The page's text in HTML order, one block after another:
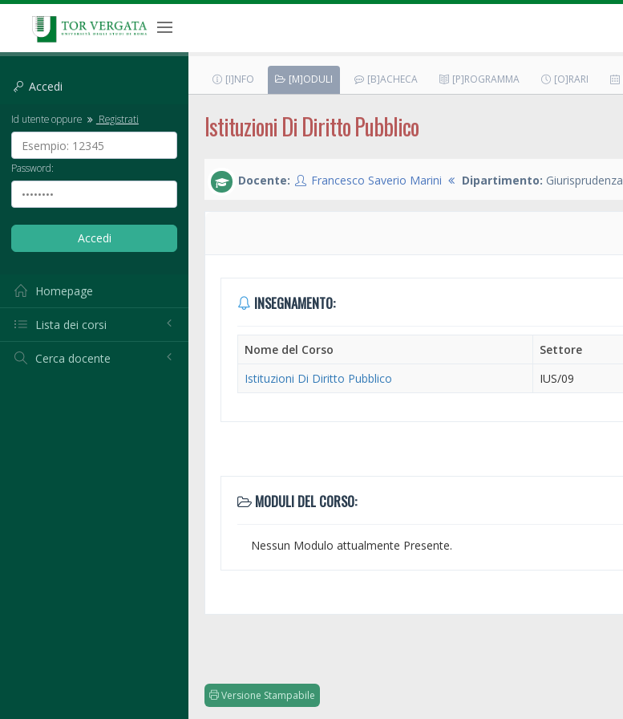
Accedi
Id utente oppure Registrati
Password:
Homepage
Lista dei corsi
Cerca docente
[I]NFO [M]ODULI [B]ACHECA [P]ROGRAMMA [O]RARI
Istituzioni Di Diritto Pubblico
Docente: Francesco Saverio Marini Dipartimento: Giurisprudenza
INSEGNAMENTO:
Nome del Corso Settore
Istituzioni Di Diritto Pubblico
IUS/09
MODULI DEL CORSO:
Nessun Modulo attualmente Presente.
Versione Stampabile